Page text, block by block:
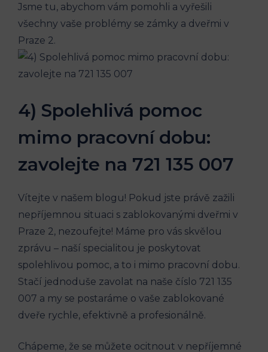
Jsme tu, abychom vám pomohli a vyřešili
všechny vaše problémy se zámky a dveřmi v
Praze 2.
4) Spolehlivá pomoc
mimo pracovní dobu:
zavolejte na 721 135 007
Vítejte v našem blogu! Pokud jste právě zažili
nepříjemnou situaci s zablokovanými dveřmi v
Praze 2, nezoufejte! Máme pro vás skvělou
zprávu – naší specialitou je poskytovat
spolehlivou pomoc, a to i mimo pracovní dobu.
Stačí jednoduše zavolat na naše číslo 721 135
007 a my se postaráme o vaše zablokované
dveře rychle, efektivně a profesionálně.
Chápeme, že se můžete ocitnout v nepříjemné